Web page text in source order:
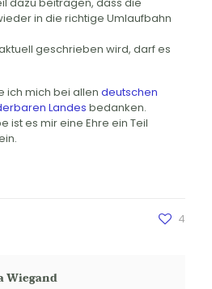
in die richtige Umlaufbahn
geschrieben wird, darf es
ich mich bei allen deutschen
Landes bedanken.
ist es mir eine Ehre ein Teil
4
Wiegand